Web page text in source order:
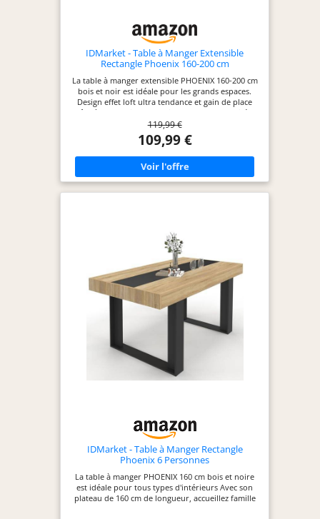
en métal.
LIVRAISON : Table
de salle à manger,
instructions de
montage, matériel
de montage.
IDMarket - Table à Manger Extensible
Rectangle Phoenix 160-200 cm
La table à manger extensible PHOENIX 160-200 cm
bois et noir est idéale pour les grands espaces.
Design effet loft ultra tendance et gain de place
grâce à sa fonction extensible ! Avec sa capacité 4-
8 places, vous pourrez accueillir vos convives pour
partager de bons moments. Aspect cossu grâce à
son épais plateau aux hauts rebords et ses larges
pieds (10 x 1,5 cm). Structure à l'aspect massif et
robuste : stabilité et qualité garanties.
119,99 €
109,99 €
IDMarket - Table à Manger Rectangle
Phoenix 6 Personnes
La table à manger PHOENIX 160 cm bois et noire
est idéale pour tous types d'intérieurs Avec son
plateau de 160 cm de longueur, accueillez famille